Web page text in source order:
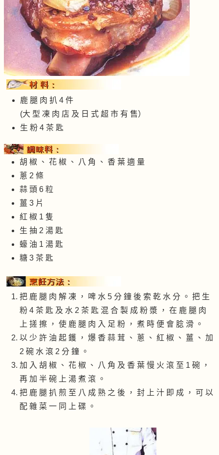
鹿 腿 肉 扒 4 件
(大 型 凍 肉 店 及 日 式 超 市 有 售）
生 粉 4 茶 匙
胡 椒 、 花 椒 、 八 角 、 香 葉 適 量
蔥 2 條
蒜 頭 6 粒
薑 3 片
紅 椒 1 隻
生 抽 2 湯 匙
蠔 油 1 湯 匙
糖 3 茶 匙
把 鹿 腿 肉 解 凍 ， 啤 水 5 分 鐘 後 索 乾 水 分 。 把 生
粉 4 茶 匙 及 水 2 茶 匙 混 合 製 成 粉 漿 ， 在 鹿 腿 肉
上 搓 擦 ， 使 鹿 腿 肉 入 足 粉 ， 煮 時 便 會 腍 滑 。
以 少 許 油 起 鑊 ， 爆 香 蒜 茸 、 蔥 、 紅 椒 、 薑 、 加
2 碗 水 滾 2 分 鐘 。
加 入 胡 椒 、 花 椒 、 八 角 及 香 葉 慢 火 滾 至 1 碗 ，
再 加 半 碗 上 湯 煮 滾 。
把 鹿 腿 扒 煎 至 八 成 熟 之 後 ， 封 上 汁 即 成 ， 可 以
配 雜 菜 一 同 上 碟 。